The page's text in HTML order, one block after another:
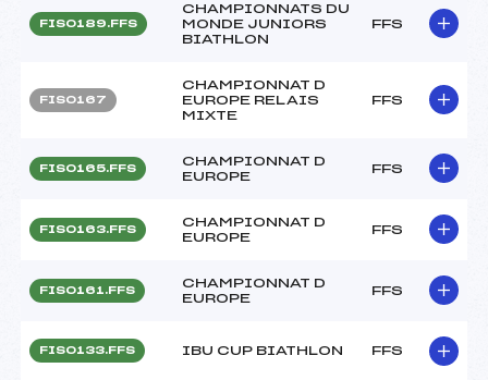
FIS0189.FFS
CHAMPIONNATS DU
MONDE JUNIORS
BIATHLON
FFS
FIS0167
CHAMPIONNAT D
EUROPE RELAIS
MIXTE
FFS
FIS0165.FFS
CHAMPIONNAT D
EUROPE
FFS
FIS0163.FFS
CHAMPIONNAT D
EUROPE
FFS
FIS0161.FFS
CHAMPIONNAT D
EUROPE
FFS
FIS0133.FFS IBU CUP BIATHLON FFS